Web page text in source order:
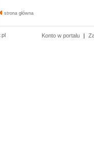
strona główna
Konto w portalu |